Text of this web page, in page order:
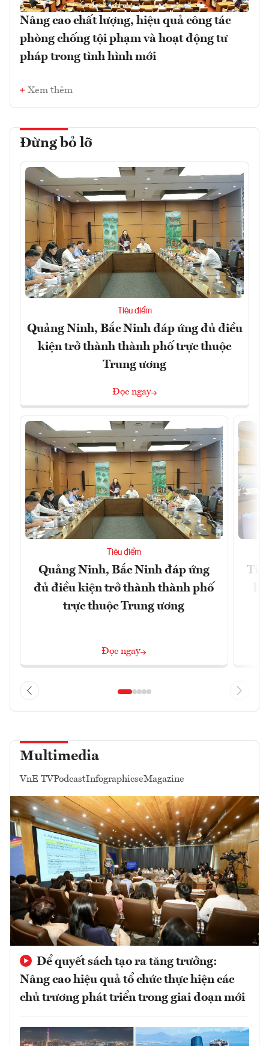
Nâng cao chất lượng, hiệu quả công tác
phòng chống tội phạm và hoạt động tư
pháp trong tình hình mới
Xem thêm
Đừng bỏ lỡ
Tiêu điểm
Quảng Ninh, Bắc Ninh đáp ứng đủ điều
kiện trở thành thành phố trực thuộc
Trung ương
Đọc ngay
Tiêu điểm
Quảng Ninh, Bắc Ninh đáp ứng
đủ điều kiện trở thành thành phố
trực thuộc Trung ương
Đọc ngay
Multimedia
VnE TVPodcastInfographicseMagazine
Để quyết sách tạo ra tăng trưởng:
Nâng cao hiệu quả tổ chức thực hiện các
chủ trương phát triển trong giai đoạn mới